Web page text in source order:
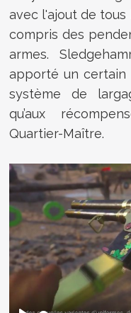
avec l'ajout de
compris des
armes.
apporté un certain
système de
qu’aux
Quartier-Maître.